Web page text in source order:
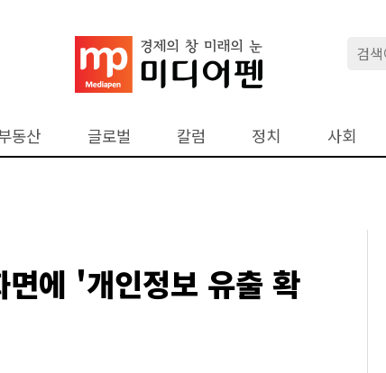
동산 글로벌 칼럼 정치 사회
에 '개인정보 유출 확